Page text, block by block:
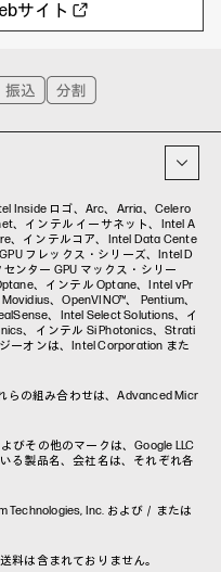
Poly
WXP（DEXツール）
一覧
サイト
Inside ロゴ、Arc、Arria、Celero
、インテル イーサネット、Intel A
、インテルコア、Intel Data Cente
フレックス・シリーズ、Intel D
ンター GPU マックス・シリー
、インテル Optane、Intel vPr
、OpenVINO™、 Pentium、
、Intel Select Solutions、イ
、インテル Si Photonics、Strati
ーオンは、Intel Corporation また
らの組み合わせは、Advanced Micr
びその他のマークは、Google LLC
る製品名、会社名は、それぞれ各
Technologies, Inc. および／または
料は含まれておりません。